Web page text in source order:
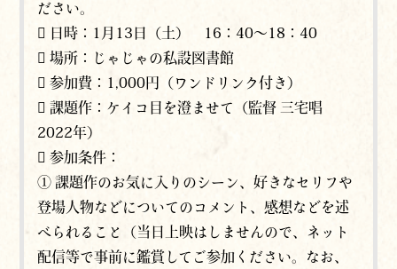
ださい。
 日時：1月13日（土） 16：40～18：40
 場所：じゃじゃの私設図書館
 参加費：1,000円（ワンドリンク付き）
 課題作：ケイコ目を澄ませて（監督 三宅唱
2022年）
 参加条件：
① 課題作のお気に入りのシーン、好きなセリフや
登場人物などについてのコメント、感想などを述
べられること（当日上映はしませんので、ネット
配信等で事前に鑑賞してご参加ください。なお、